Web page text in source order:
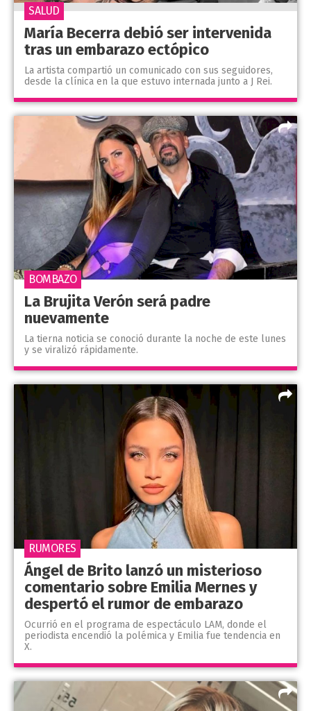
María Becerra debió ser intervenida
tras un embarazo ectópico
La artista compartió un comunicado con sus seguidores,
desde la clínica en la que estuvo internada junto a J Rei.
SALUD
La Brujita Verón será padre
nuevamente
La tierna noticia se conoció durante la noche de este lunes
y se viralizó rápidamente.
BOMBAZO
Ángel de Brito lanzó un misterioso
comentario sobre Emilia Mernes y
despertó el rumor de embarazo
Ocurrió en el programa de espectáculo LAM, donde el
periodista encendió la polémica y Emilia fue tendencia en
X.
RUMORES